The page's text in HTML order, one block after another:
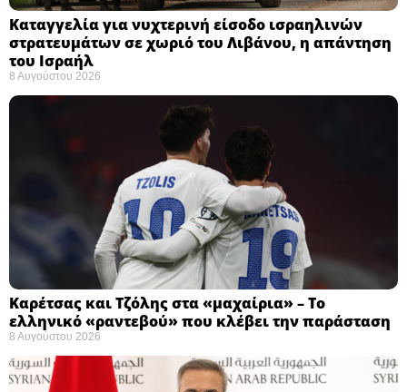
Καταγγελία για νυχτερινή είσοδο ισραηλινών
στρατευμάτων σε χωριό του Λιβάνου, η απάντηση
του Ισραήλ
8 Αυγούστου 2026
Καρέτσας και Τζόλης στα «μαχαίρια» – Το
ελληνικό «ραντεβού» που κλέβει την παράσταση
8 Αυγούστου 2026